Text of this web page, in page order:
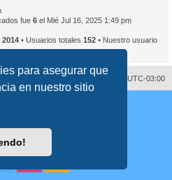
para asegurar que
en nuestro sitio
fue 6 el Mié Jul 16, 2025 1:49 pm
2014 • Usuarios totales 152 • Nuestro usuario
Todos los horarios son UTC-03:00
cookies
© phpBB Limited